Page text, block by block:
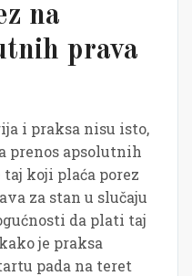
na
prava
i praksa nisu isto,
prenos apsolutnih
koji plaća porez
za stan u slučaju
da plati taj
je praksa
pada na teret